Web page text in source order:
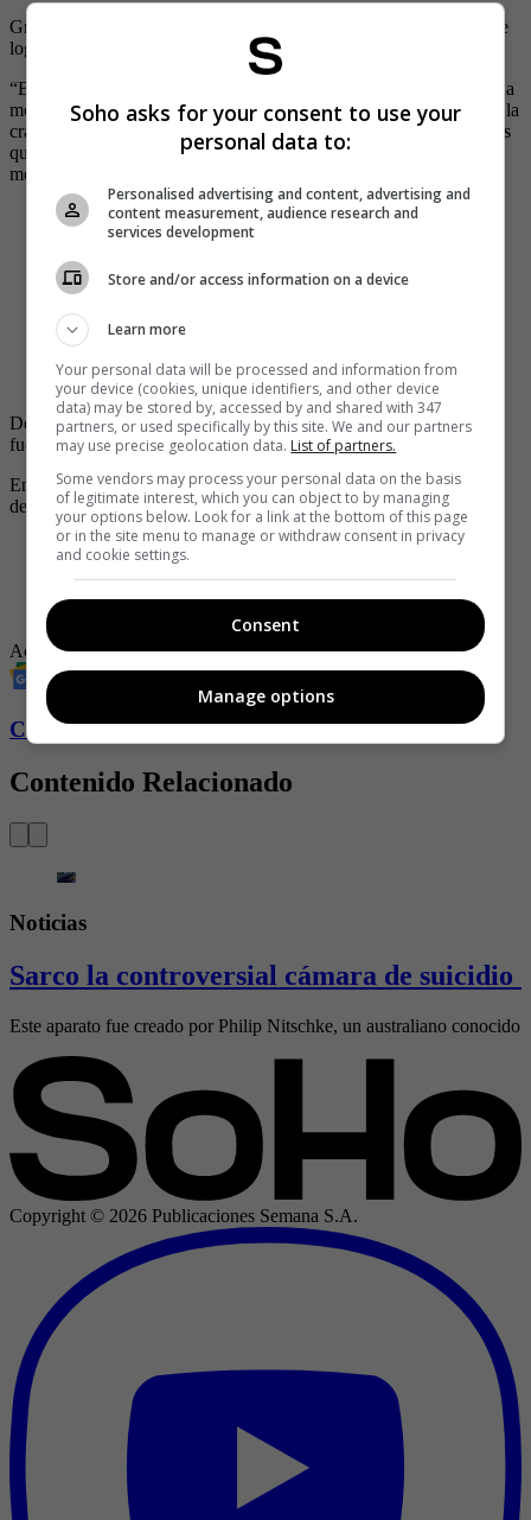
Gracias a la acción de los bomberos de la estación de Chapinero se
logró controlar el fuego y que la situación no empeorara.
“Bomberos de la estación Chapinero controlaron el incendio de una
motocicleta por la colisión de esta contra un vehículo particular en la
cra 20 con cll 76. Se brindó atención prehospitalaria a dos personas
que resultaron lesionadas”, reportó el Cuerpo de Bomberos por
medio de su cuenta de X, anterior Twitter.
Bomberos de la estación Chapinero controlaron el
incendio de una motocicleta por la colisión de esta
contra un vehículo particular en la cra 20 con cll 76. Se
brindó atención prehospitalaria a dos personas que
resultaron lesionadas quienes fueron entregadas a
@SectorSalud
— Bomberos Oficiales de Bogotá
(@BomberosBogota)November 9, 2023
Detallan que el accidente dejó a dos personas heridas, quienes
fueron trasladados a un centro médico para su atención.
En el momento se sabe que las autoridades investigan los motivos
del choque.
-Hombre que iba en chiva rumbera fallece tras caer y ser
arrollado en Medellín
AccidenteNoticiasBogotáBomberos
Conozca más de Soho aquí
Contenido Relacionado
Noticias
Sarco la controversial cámara de suicidio
Este aparato fue creado por Philip Nitschke, un australiano conocido
Copyright © 2026 Publicaciones Semana S.A.
Soho asks for your consent to use your
personal data to:
Personalised advertising and content, advertising and
content measurement, audience research and
services development
Store and/or access information on a device
Learn more
Your personal data will be processed and information from
your device (cookies, unique identifiers, and other device
data) may be stored by, accessed by and shared with 347
partners, or used specifically by this site. We and our partners
may use precise geolocation data. List of partners.
Some vendors may process your personal data on the basis
of legitimate interest, which you can object to by managing
your options below. Look for a link at the bottom of this page
or in the site menu to manage or withdraw consent in privacy
and cookie settings.
Consent
Manage options